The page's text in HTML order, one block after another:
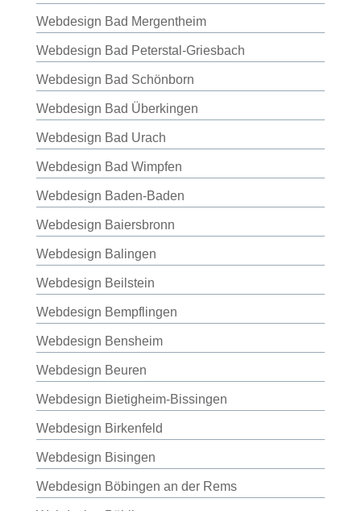
Webdesign Bad Mergentheim
Webdesign Bad Peterstal-Griesbach
Webdesign Bad Schönborn
Webdesign Bad Überkingen
Webdesign Bad Urach
Webdesign Bad Wimpfen
Webdesign Baden-Baden
Webdesign Baiersbronn
Webdesign Balingen
Webdesign Beilstein
Webdesign Bempflingen
Webdesign Bensheim
Webdesign Beuren
Webdesign Bietigheim-Bissingen
Webdesign Birkenfeld
Webdesign Bisingen
Webdesign Böbingen an der Rems